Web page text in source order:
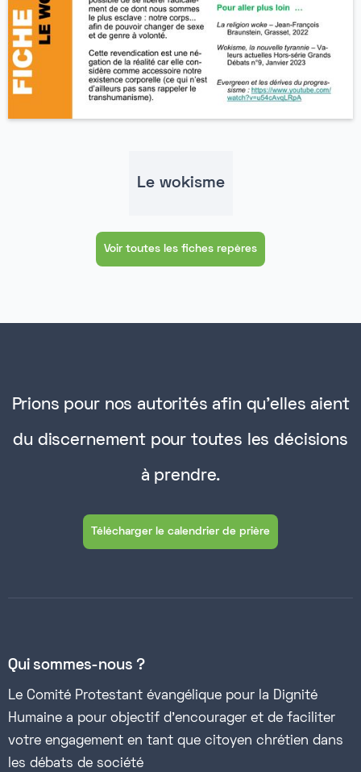
Le wokisme
Voir toutes les fiches repères
Prions pour nos autorités afin qu'elles aient
du discernement pour toutes les décisions
à prendre.
Télécharger le calendrier de prière
Qui sommes-nous ?
Le Comité Protestant évangélique pour la Dignité
Humaine a pour objectif d’encourager et de faciliter
votre engagement en tant que citoyen chrétien dans
les débats de société